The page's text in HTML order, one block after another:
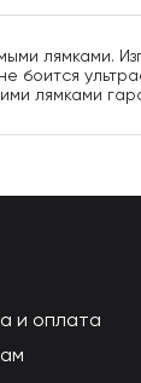
лямками.
боится
лямками
и оплата